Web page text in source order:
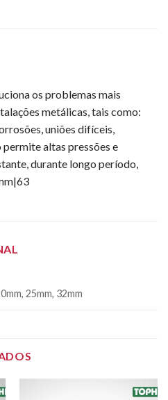
os problemas mais
metálicas, tais como:
uniões difíceis,
permite altas pressões e
durante longo período,
25mm, 32mm